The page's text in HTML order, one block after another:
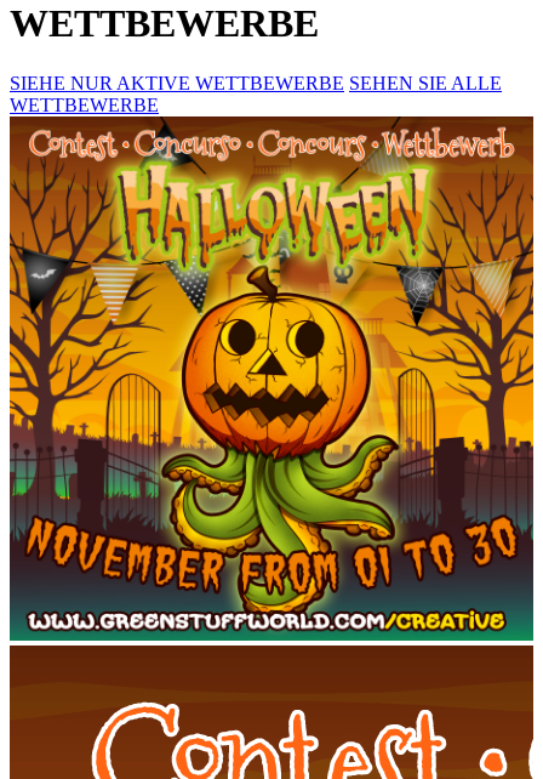
WETTBEWERBE
SIEHE NUR AKTIVE WETTBEWERBE SEHEN SIE ALLE
WETTBEWERBE